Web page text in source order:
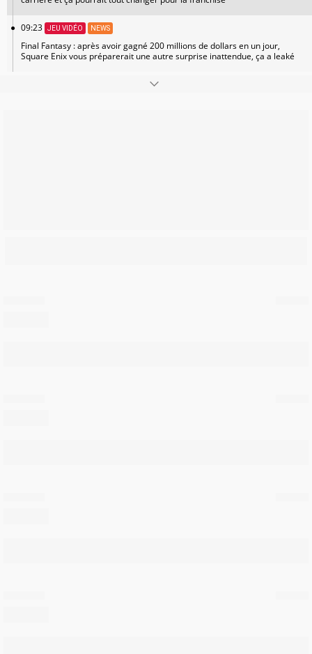
09:23 JEU VIDÉO NEWS
Final Fantasy : après avoir gagné 200 millions de dollars en un jour,
Square Enix vous préparerait une autre surprise inattendue, ça a leaké